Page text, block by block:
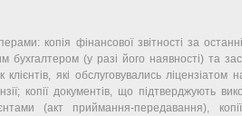
копія фінансової звітності за
бухгалтером (у разі його наявності) та
клієнтів, які обслуговувались ліцензіатом
копії документів, що підтверджують
(акт приймання-передавання),